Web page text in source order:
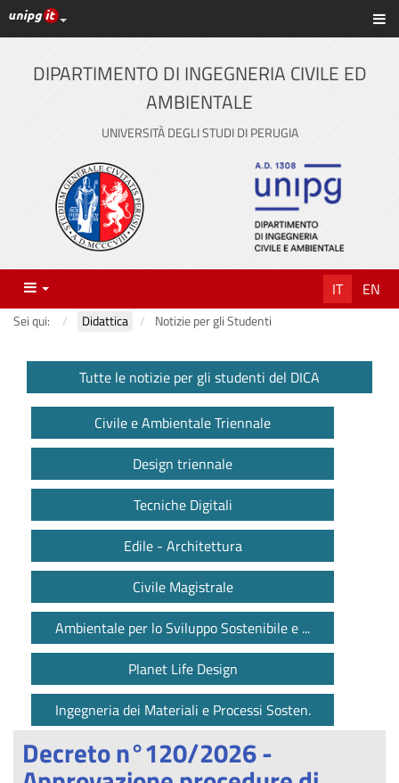
Vai
al
contenuto
principale
Link ai principali servizi web di Ateneo
DIPARTIMENTO DI INGEGNERIA CIVILE ED
AMBIENTALE
UNIVERSITÀ DEGLI STUDI DI PERUGIA
Menu IT EN
Sei qui: Didattica Notizie per gli Studenti
Tutte le notizie per gli studenti del DICA
Civile e Ambientale Triennale
Design triennale
Tecniche Digitali
Edile - Architettura
Civile Magistrale
Ambientale per lo Sviluppo Sostenibile e ...
Planet Life Design
Ingegneria dei Materiali e Processi Sosten.
Decreto n°120/2026 -